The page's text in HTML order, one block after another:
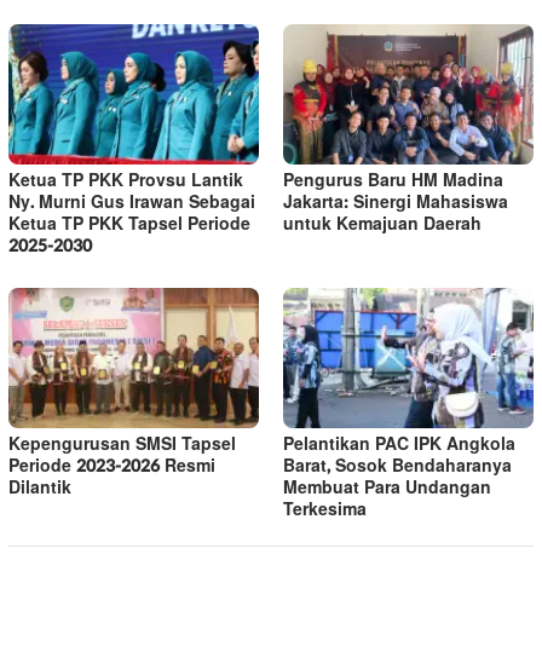
Ketua TP PKK Provsu Lantik
Ny. Murni Gus Irawan Sebagai
Ketua TP PKK Tapsel Periode
2025-2030
Pengurus Baru HM Madina
Jakarta: Sinergi Mahasiswa
untuk Kemajuan Daerah
Kepengurusan SMSI Tapsel
Periode 2023-2026 Resmi
Dilantik
Pelantikan PAC IPK Angkola
Barat, Sosok Bendaharanya
Membuat Para Undangan
Terkesima